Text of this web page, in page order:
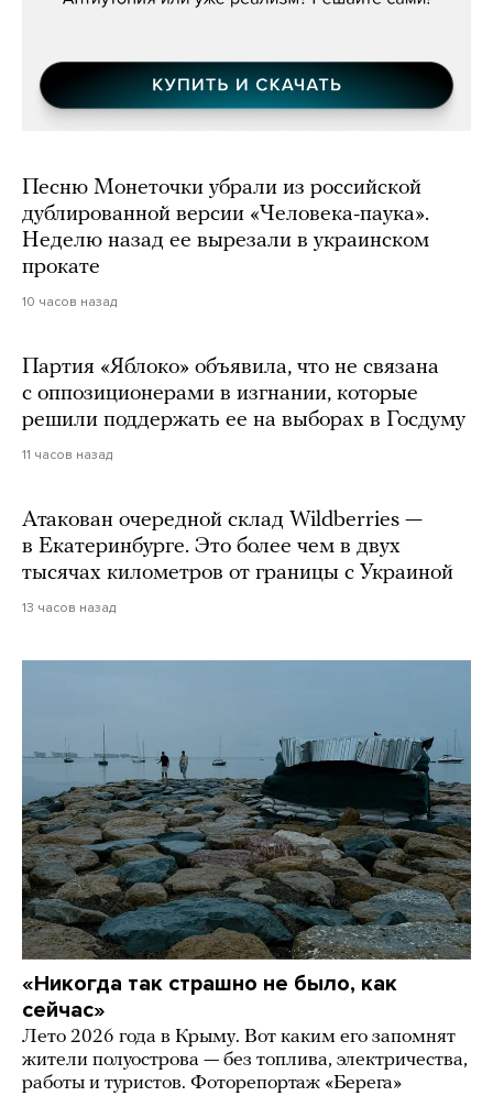
Песню Монеточки убрали из российской
дублированной версии «Человека-паука».
Неделю назад ее вырезали в украинском
прокате
10 часов назад
Партия «Яблоко» объявила, что не связана
с оппозиционерами в изгнании, которые
решили поддержать ее на выборах в Госдуму
11 часов назад
Атакован очередной склад Wildberries —
в Екатеринбурге. Это более чем в двух
тысячах километров от границы с Украиной
13 часов назад
«Никогда так страшно не было, как
сейчас»
Лето 2026 года в Крыму. Вот каким его запомнят
жители полуострова — без топлива, электричества,
работы и туристов. Фоторепортаж «Берега»